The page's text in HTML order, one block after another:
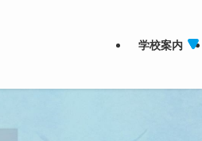
学校案内